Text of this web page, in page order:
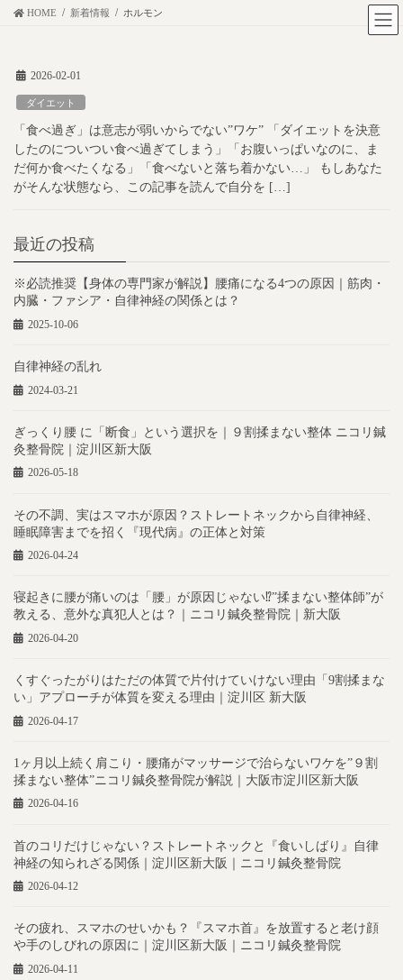
HOME 新着情報 ホルモン
2026-02-01
ダイエット
「食べ過ぎ」は意志が弱いからでない”ワケ” 「ダイエットを決意
したのについつい食べ過ぎてしまう」「お腹いっぱいなのに、ま
だ何か食べたくなる」「食べないと落ち着かない…」 もしあなた
がそんな状態なら、この記事を読んで自分を […]
最近の投稿
※必読推奨【身体の専門家が解説】腰痛になる4つの原因｜筋肉・
内臓・ファシア・自律神経の関係とは？
2025-10-06
自律神経の乱れ
2024-03-21
ぎっくり腰 に「断食」という選択を｜９割揉まない整体 ニコリ鍼
灸整骨院｜淀川区新大阪
2026-05-18
その不調、実はスマホが原因？ストレートネックから自律神経、
睡眠障害までを招く『現代病』の正体と対策
2026-04-24
寝起きに腰が痛いのは「腰」が原因じゃない⁉︎”揉まない整体師”が
教える、意外な真犯人とは？｜ニコリ鍼灸整骨院｜新大阪
2026-04-20
くすぐったがりはただの体質で片付けていけない理由「9割揉まな
い」アプローチが体質を変える理由｜淀川区 新大阪
2026-04-17
1ヶ月以上続く肩こり・腰痛がマッサージで治らないワケを”９割
揉まない整体”ニコリ鍼灸整骨院が解説｜大阪市淀川区新大阪
2026-04-16
首のコリだけじゃない？ストレートネックと『食いしばり』自律
神経の知られざる関係｜淀川区新大阪｜ニコリ鍼灸整骨院
2026-04-12
その疲れ、スマホのせいかも？『スマホ首』を放置すると老け顔
や手のしびれの原因に｜淀川区新大阪｜ニコリ鍼灸整骨院
2026-04-11